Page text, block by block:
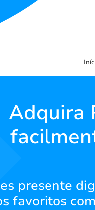
Adquira
presente
favoritos